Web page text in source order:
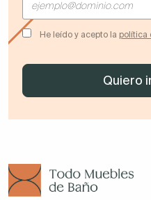
He leído y acepto la política